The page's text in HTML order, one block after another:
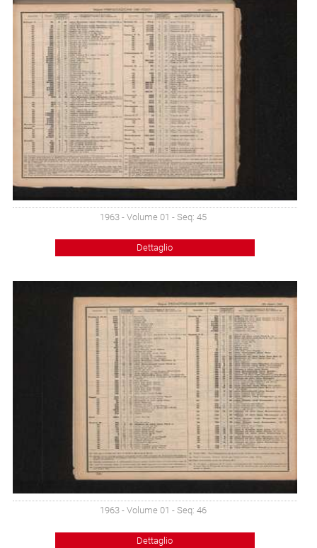
1963 - Volume 01 - Seq: 45
Dettaglio
1963 - Volume 01 - Seq: 46
Dettaglio